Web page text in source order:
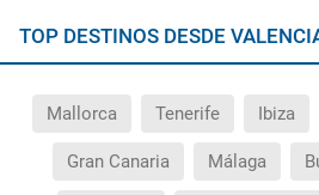
TOP DESTINOS DESDE
Mallorca Tenerife Ibiza
Gran Canaria Málaga